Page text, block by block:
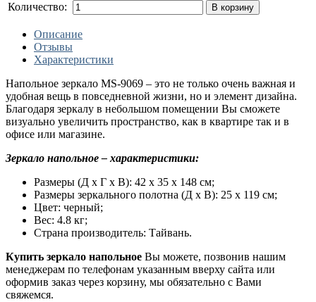
Количество: В корзину
Описание
Отзывы
Характеристики
Напольное зеркало MS-9069 – это не только очень важная и
удобная вещь в повседневной жизни, но и элемент дизайна.
Благодаря зеркалу в небольшом помещении Вы сможете
визуально увеличить пространство, как в квартире так и в
офисе или магазине.
Зеркало напольное – характеристики:
Размеры (Д х Г х В): 42 х 35 х 148 см;
Размеры зеркального полотна (Д х В): 25 х 119 см;
Цвет: черный;
Вес: 4.8 кг;
Страна производитель: Тайвань.
Купить зеркало напольное Вы можете, позвонив нашим
менеджерам по телефонам указанным вверху сайта или
оформив заказ через корзину, мы обязательно с Вами
свяжемся.